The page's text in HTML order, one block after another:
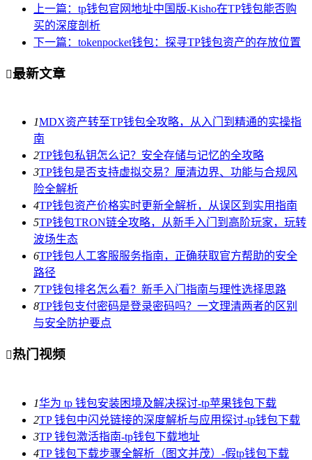
上一篇：tp钱包官网地址中国版-Kisho在TP钱包能否购
买的深度剖析
下一篇：tokenpocket钱包：探寻TP钱包资产的存放位置
最新文章
1MDX资产转至TP钱包全攻略，从入门到精通的实操指
南
2TP钱包私钥怎么记？安全存储与记忆的全攻略
3TP钱包是否支持虚拟交易？厘清边界、功能与合规风
险全解析
4TP钱包资产价格实时更新全解析，从误区到实用指南
5TP钱包TRON链全攻略，从新手入门到高阶玩家，玩转
波场生态
6TP钱包人工客服服务指南，正确获取官方帮助的安全
路径
7TP钱包排名怎么看？新手入门指南与理性选择思路
8TP钱包支付密码是登录密码吗？一文理清两者的区别
与安全防护要点
热门视频
1华为 tp 钱包安装困境及解决探讨-tp苹果钱包下载
2TP 钱包中闪兑链接的深度解析与应用探讨-tp钱包下载
3TP 钱包激活指南-tp钱包下载地址
4TP 钱包下载步骤全解析（图文并茂）-假tp钱包下载